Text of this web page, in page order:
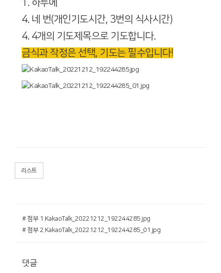
1. 하루에
4. 네 번(개인기도시간, 3번의 식사시간)
4. 4개의 기도제목으로 기도합니다.
금식과 작정은 선택, 기도는 필수입니다!
리스트
# 첨부 1.KakaoTalk_20221212_192244285.jpg
# 첨부 2.KakaoTalk_20221212_192244285_01.jpg
댓글